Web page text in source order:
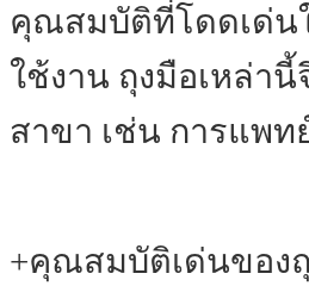
คุณสมบัติที่โดดเด่น
ใช้งาน ถุงมือเหล่า
สาขา เช่น การแพท
+คุณสมบัติเด่นของถุ